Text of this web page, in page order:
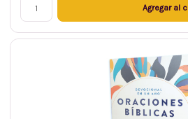
Agregar al